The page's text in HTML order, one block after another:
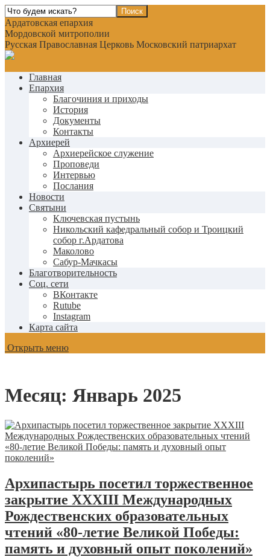
Ардатовская епархия
Мордовской митрополии
Русская Православная Церковь Московский патриархат
Главная
Епархия
Благочиния и приходы
История
Документы
Контакты
Архиерей
Архиерейское служение
Проповеди
Интервью
Послания
Новости
Святыни
Ключевская пустынь
Никольский кафедральный собор и Троицкий
собор г.Ардатова
Маколово
Сабур-Мачкасы
Благотворительность
Соц. сети
ВКонтакте
Rutube
Instagram
Карта сайта
Открыть меню
Месяц: Январь 2025
Архипастырь посетил торжественное
закрытие XXXIII Международных
Рождественских образовательных
чтений «80-летие Великой Победы:
память и духовный опыт поколений»